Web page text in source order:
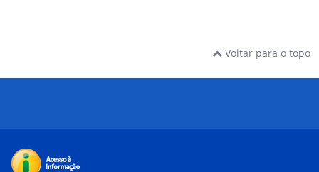
Voltar para o topo